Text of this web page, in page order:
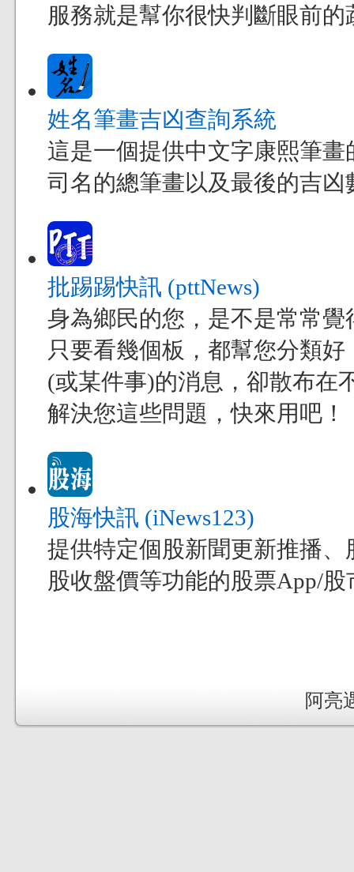
服務就是幫你很快判斷眼前
姓名筆畫吉凶查詢系統
這是一個提供中文字康熙筆
司名的總筆畫以及最後的吉
批踢踢快訊 (pttNews)
身為鄉民的您，是不是常常
只要看幾個板，都幫您分類
(或某件事)的消息，卻散布在
解決您這些問題，快來用吧！
股海快訊 (iNews123)
提供特定個股新聞更新推播
股收盤價等功能的股票App/股
阿亮